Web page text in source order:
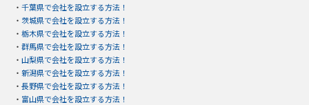
・ 千葉県で会社を設立する方法！
・ 茨城県で会社を設立する方法！
・ 栃木県で会社を設立する方法！
・ 群馬県で会社を設立する方法！
・ 山梨県で会社を設立する方法！
・ 新潟県で会社を設立する方法！
・ 長野県で会社を設立する方法！
・ 富山県で会社を設立する方法！